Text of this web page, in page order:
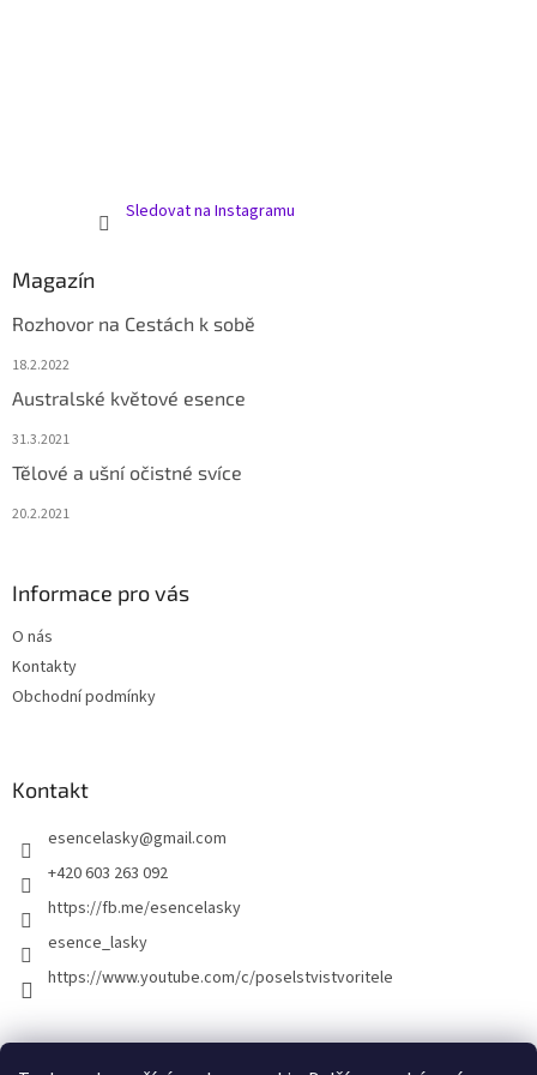
Sledovat na Instagramu
Magazín
Rozhovor na Cestách k sobě
18.2.2022
Australské květové esence
31.3.2021
Tělové a ušní očistné svíce
20.2.2021
Informace pro vás
O nás
Kontakty
Obchodní podmínky
Kontakt
esencelasky@gmail.com
+420 603 263 092
https://fb.me/esencelasky
esence_lasky
https://www.youtube.com/c/poselstvistvoritele